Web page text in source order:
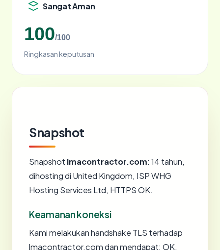
Sangat Aman
100/100
Ringkasan keputusan
Snapshot
Snapshot lmacontractor.com: 14 tahun,
dihosting di United Kingdom, ISP WHG
Hosting Services Ltd, HTTPS OK.
Keamanan koneksi
Kami melakukan handshake TLS terhadap
lmacontractor.com dan mendapat: OK.